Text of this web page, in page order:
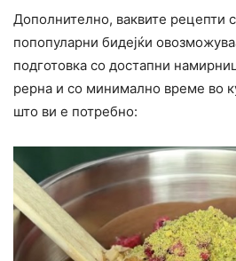
Дополнително, ваквите рецепти
попопуларни бидејќи
подготовка со достапни
рерна и со минимално време во
што ви е потребно: